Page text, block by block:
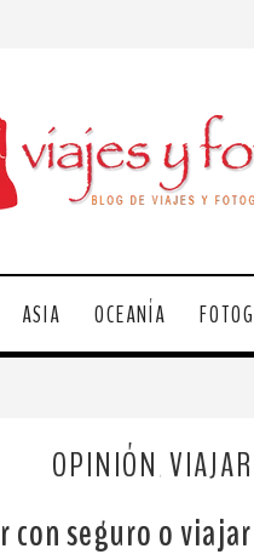
ASIA OCEANÍA
OPINIÓN
con seguro o